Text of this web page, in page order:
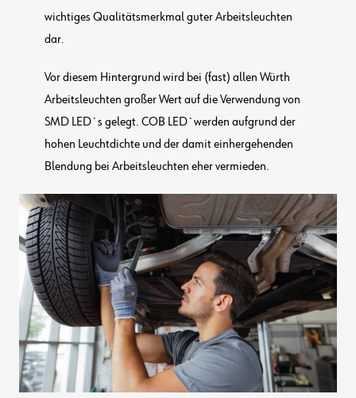
wichtiges Qualitätsmerkmal guter Arbeitsleuchten
dar.
Vor diesem Hintergrund wird bei (fast) allen Würth
Arbeitsleuchten großer Wert auf die Verwendung von
SMD LED`s gelegt. COB LED`werden aufgrund der
hohen Leuchtdichte und der damit einhergehenden
Blendung bei Arbeitsleuchten eher vermieden.